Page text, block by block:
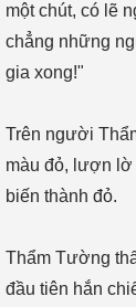
một chút, có lẽ
chẳng những
gia xong!"
Trên người
màu đỏ, lượn lờ
biến thành đỏ.
Thẩm Tường
đầu tiên hắn